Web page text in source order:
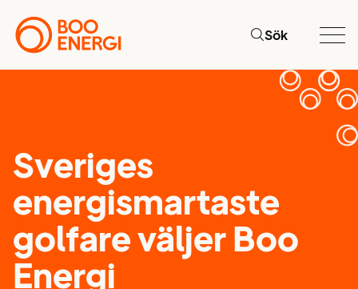
Sök
Sveriges
energismartaste
golfare väljer Boo
Energi